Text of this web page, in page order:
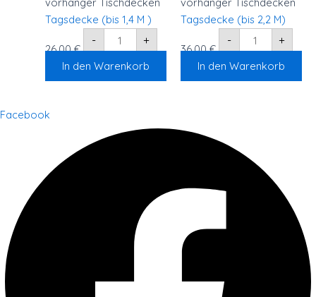
Tagsdecke (bis 1,4 M )
26,00€
-
Menge
+
In den Warenkorb
Tagsdecke (bis 2,2 M)
36,00€
- +
In den Warenkorb
Facebook